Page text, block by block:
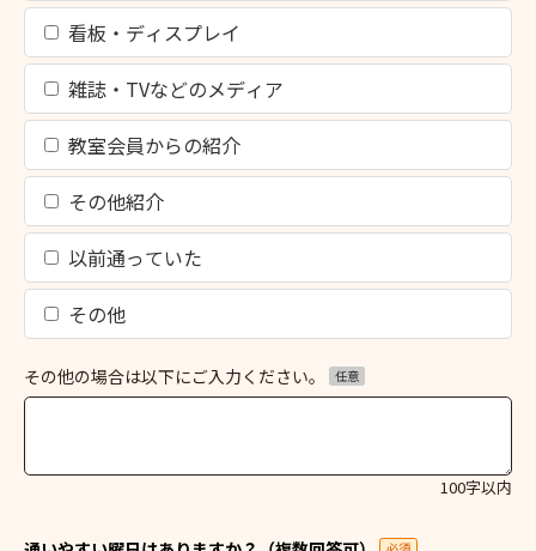
看板・ディスプレイ
雑誌・TVなどのメディア
教室会員からの紹介
その他紹介
以前通っていた
その他
その他の場合は以下にご入力ください。 任意
100字以内